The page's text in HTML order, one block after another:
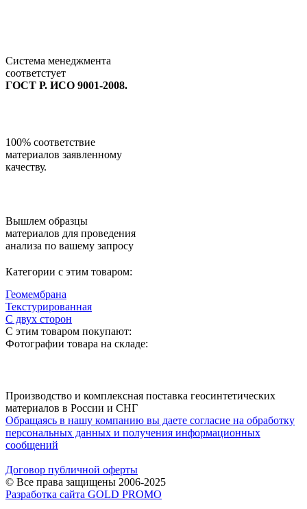
Система менеджмента
соответстует
ГОСТ Р. ИСО 9001-2008.
100% соответствие
материалов заявленному
качеству.
Вышлем образцы
материалов для проведения
анализа по вашему запросу
Категории с этим товаром:
Геомембрана
Текстурированная
С двух сторон
С этим товаром покупают:
Фотографии товара на складе:
Производство и комплексная поставка геосинтетических
материалов в России и СНГ
Обращаясь в нашу компанию вы даете согласие на обработку
персональных данных и получения информационных
сообщений
Договор публичной оферты
© Все права защищены 2006-2025
Разработка сайта GOLD PROMO